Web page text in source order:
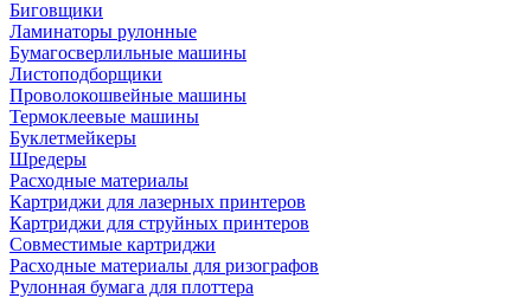
Биговщики
Ламинаторы рулонные
Бумагосверлильные машины
Листоподборщики
Проволокошвейные машины
Термоклеевые машины
Буклетмейкеры
Шредеры
Расходные материалы
Картриджи для лазерных принтеров
Картриджи для струйных принтеров
Совместимые картриджи
Расходные материалы для ризографов
Рулонная бумага для плоттера